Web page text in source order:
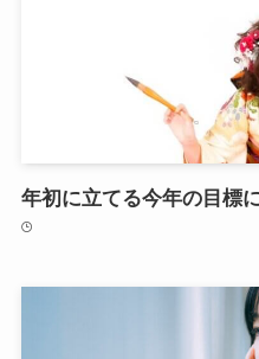
年初に立てる今年の目標